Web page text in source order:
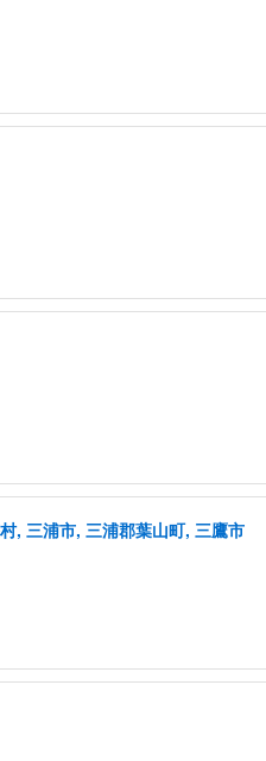
, 三浦市, 三浦郡葉山町, 三鷹市